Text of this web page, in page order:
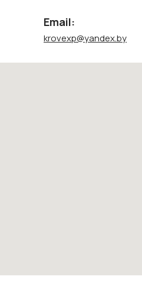
Email:
krovexp@yandex.by